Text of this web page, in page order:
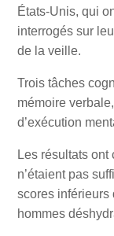
États-Unis, qui
interrogés sur
de la veille.
Trois tâches
mémoire
d’exécution
Les résultats
n’étaient pas
scores inférieurs
hommes